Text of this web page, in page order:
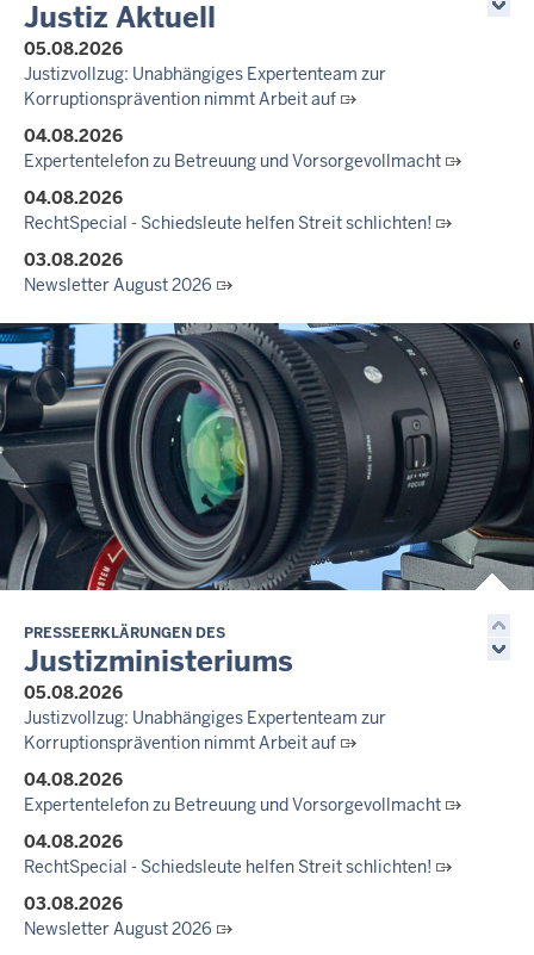
Justiz Aktuell
05.08.2026
Justizvollzug: Unabhängiges Expertenteam zur
Korruptionsprävention nimmt Arbeit auf
04.08.2026
Expertentelefon zu Betreuung und Vorsorgevollmacht
04.08.2026
RechtSpecial - Schiedsleute helfen Streit schlichten!
03.08.2026
Newsletter August 2026
27.07.2026
Dein Mut findet Rückhalt: Die Justiz NRW unterstützt
Informationskampagne gegen häusliche Gewalt
10.07.2026
Anerkennung für innovative Suizidpräventionsarbeit: JVA Köln
ausgezeichnet
14.07.2026
Justiz der Zukunft gemeinsam gestalten: Minister Limbach
zieht positive Bilanz des Projekts Zukunftswerkstatt Justiz
Nordrhein-Westfalen
Newsletter Juli 2026
30.06.2026
288 Anwärterinnen und Anwärter des Jahrgangs 2024/2026
der Justizvollzugsschule NRW geehrt
30.06.2026
RechtSpecial - Schiedsleute helfen Streit schlichten!
PRESSEERKLÄRUNGEN DES
Justizministeriums
05.08.2026
Justizvollzug: Unabhängiges Expertenteam zur
Korruptionsprävention nimmt Arbeit auf
04.08.2026
Expertentelefon zu Betreuung und Vorsorgevollmacht
04.08.2026
RechtSpecial - Schiedsleute helfen Streit schlichten!
03.08.2026
Newsletter August 2026